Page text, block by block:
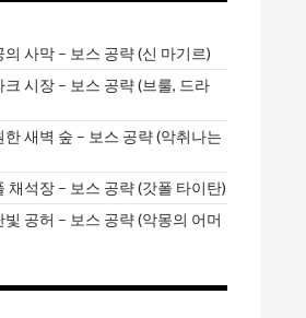
사막 – 보스 공략 (신 마기르)
시장 – 보스 공략 (브룰, 드라
새벽 숲 – 보스 공략 (악취나는
채석장 – 보스 공략 (갓폴 타이탄)
공허 – 보스 공략 (악몽의 어머